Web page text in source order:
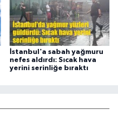
İstanbul'a sabah yağmuru
nefes aldırdı: Sıcak hava
yerini serinliğe bıraktı